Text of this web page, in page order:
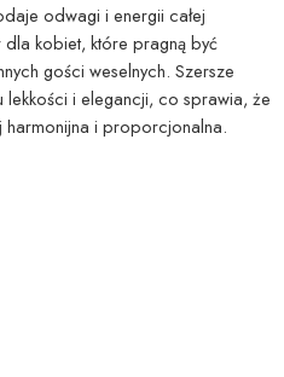
odwagi i energii całej
dla kobiet, które pragną być
gości weselnych. Szersze
lekkości i elegancji, co sprawia, że
harmonijna i proporcjonalna.